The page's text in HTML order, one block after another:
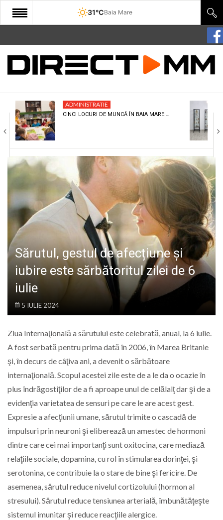
31°CBaia Mare
START
COMUNITATE
CULTURA
ECONOMIE
SANATATE
SPORT
SPECIAL
POLITIC
LIFE
ADMINISTRATIE
CINCI LOCURI DE MUNCĂ ÎN BAIA MARE.…
Sărutul, gestul de afecțiune și
iubire este sărbătoritul zilei de 6
iulie
5 IULIE 2024
Ziua Internaţională a sărutului este celebrată, anual, la 6 iulie.
A fost serbată pentru prima dată în 2006, în Marea Britanie
şi, în decurs de câţiva ani, a devenit o sărbătoare
internaţională. Scopul acestei zile este de a le da o ocazie în
plus îndrăgostiţilor de a fi aproape unul de celălalţ dar şi de a
evidenţia varietatea de sensuri pe care le are acest gest.
Expresie a afecţiunii umane, sărutul trimite o cascadă de
impulsuri prin neuroni şi eliberează un amestec de hormoni
dintre care cei mai importanţi sunt oxitocina, care mediază
relaţiile sociale, dopamina, cu rol în stimularea dorinţei, şi
serotonina, ce contribuie la o stare de bine şi fericire. De
asemenea, sărutul reduce nivelul cortizolului (hormon al
stresului). Sărutul reduce tensiunea arterială, îmbunătăţeşte
sistemul imunitar şi reduce reacţiile alergice.